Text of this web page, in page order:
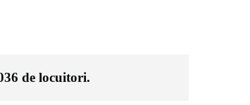
de locuitori.